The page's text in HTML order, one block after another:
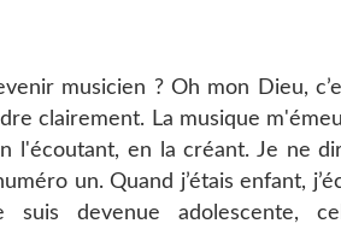
musicien ? Oh mon Dieu,
clairement. La musique
en la créant. Je ne
un. Quand j’étais enfant,
devenue adolescente,